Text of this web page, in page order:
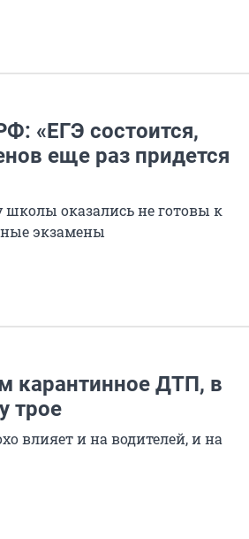
«ЕГЭ состоится,
еще раз придется
школы оказались не готовы к
экзамены
карантинное ДТП, в
трое
влияет и на водителей, и на